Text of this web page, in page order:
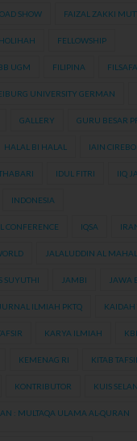
SHOW FAIZAL ZAKKI
FELLOWSHIP
UGM FILIPINA
UNIVERSITY GERMAN
GALLERY GURU BESAR
HALAL BI HALAL IAIN
IDUL FITRI IIQ
INDONESIA
CONFERENCE IQSA
JALALUDDIN AL
SUYUTHI JAMBI JAWA
JURNAL ILMIAH PKTQ KAIDAH
KARYA ILMIAH
KEMENAG RI KITAB
KONTRIBUTOR KUIS
: MULTAQA ULAMA AL-QURAN